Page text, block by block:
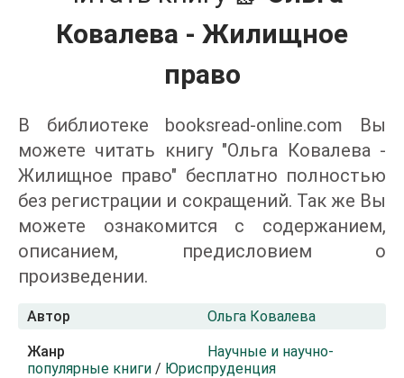
Ковалева - Жилищное
право
В библиотеке booksread-online.com Вы
можете читать книгу "Ольга Ковалева -
Жилищное право" бесплатно полностью
без регистрации и сокращений. Так же Вы
можете ознакомится с содержанием,
описанием, предисловием о
произведении.
Автор Ольга Ковалева
Жанр
Научные и научно-
популярные книги / Юриспруденция